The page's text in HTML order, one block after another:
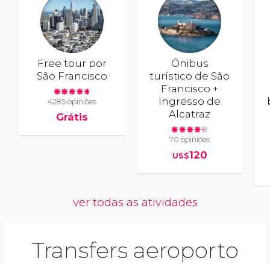
Free tour por
São Francisco
4285 opiniões
Grátis
Ônibus
turístico de São
Francisco +
Ingresso de
Alcatraz
70 opiniões
US$120
ver todas as atividades
Transfers aeroporto